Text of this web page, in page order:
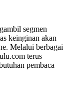
segmen
keinginan akan
Melalui berbagai
terus
pembaca